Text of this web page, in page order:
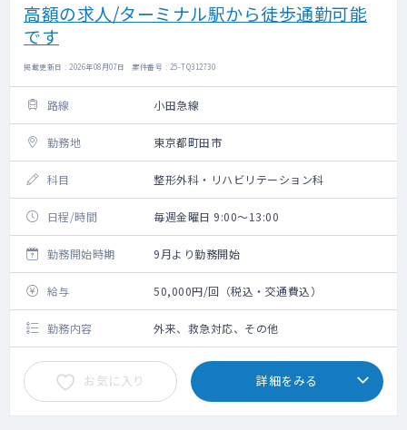
高額の求人/ターミナル駅から徒歩通勤可能
です
掲載更新日 : 2026年08月07日 案件番号 : 25-TQ312730
路線 小田急線
勤務地 東京都町田市
科目 整形外科・リハビリテーション科
日程/時間 毎週金曜日 9:00～13:00
勤務開始時期 9月より勤務開始
給与 50,000円/回（税込・交通費込）
勤務内容 外来、救急対応、その他
お気に入り 詳細をみる